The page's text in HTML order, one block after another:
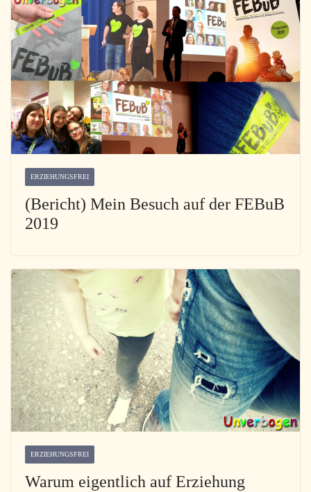
ERZIEHUNGSFREI
(Bericht) Mein Besuch auf der FEBuB
2019
ERZIEHUNGSFREI
Warum eigentlich auf Erziehung